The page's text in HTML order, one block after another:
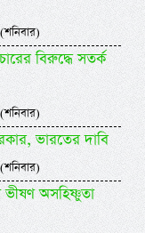
বিরুদ্ধে সতর্ক
ভারতের দাবি
ভীষণ অসহিষ্ণুতা